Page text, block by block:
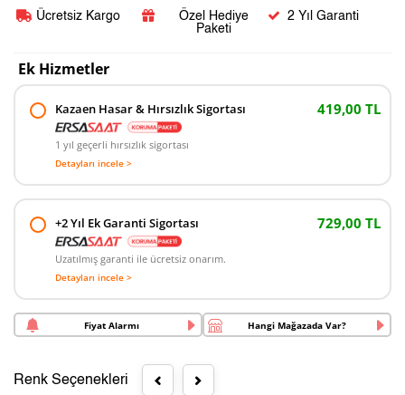
Ücretsiz Kargo
Özel Hediye
Paketi
2 Yıl Garanti
Ek Hizmetler
Kazaen Hasar & Hırsızlık Sigortası 419,00 TL
1 yıl geçerli hırsızlık sigortası
Detayları incele >
+2 Yıl Ek Garanti Sigortası 729,00 TL
Uzatılmış garanti ile ücretsiz onarım.
Detayları incele >
Fiyat Alarmı Hangi Mağazada Var?
Renk Seçenekleri